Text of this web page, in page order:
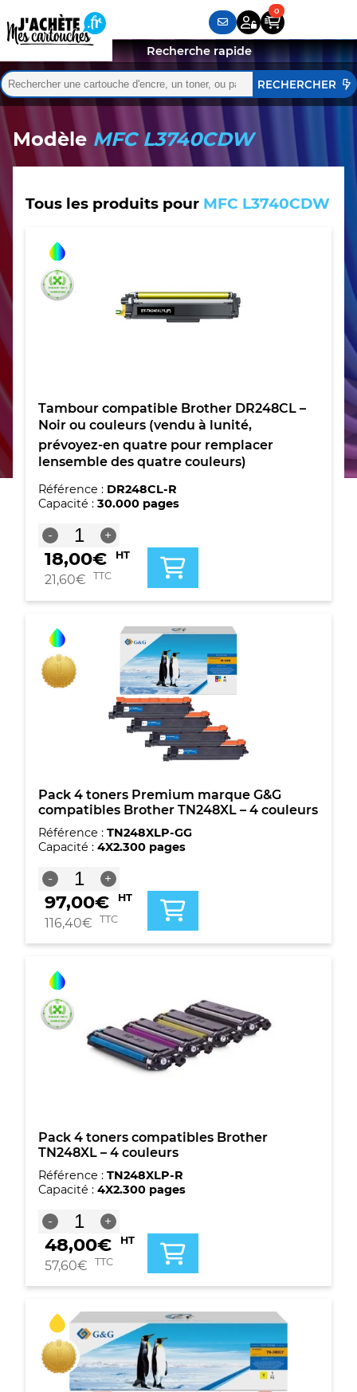
Rechercher :
Quand les résultats de l'auto-complétion sont
Recherche rapide
Modèle MFC L3740CDW
Tous les produits pour MFC L3740CDW
Tambour compatible Brother DR248CL –
Noir ou couleurs (vendu à lunité,
prévoyez-en quatre pour remplacer
lensemble des quatre couleurs)
Référence : DR248CL-R
Capacité : 30.000 pages
-
quantité
de
Tambour
compatible
DR248CL
Noir
ou
couleurs
(vendu
remplacer
lensemble
des
quatre
+
18,00€ HT
21,60€ TTC
Pack 4 toners Premium marque G&G
compatibles Brother TN248XL – 4 couleurs
Référence : TN248XLP-GG
Capacité : 4X2.300 pages
-
quantité
de
Pack
4
toners
Premium
G&G
compatibles
Brother
TN248XL
+
97,00€ HT
116,40€ TTC
Pack 4 toners compatibles Brother
TN248XL – 4 couleurs
Référence : TN248XLP-R
Capacité : 4X2.300 pages
-
quantité
de
Pack
4
compatibles
TN248XL
-
4
couleurs
+
48,00€ HT
57,60€ TTC